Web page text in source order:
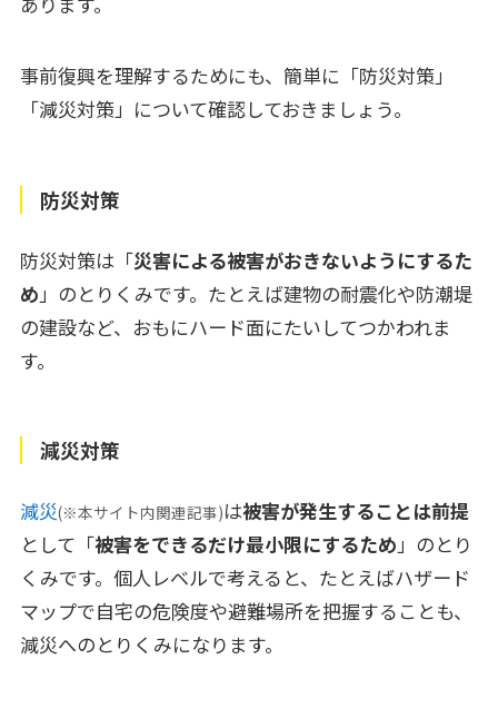
事前復興を理解するためにも、簡単に「防災対策」
「減災対策」について確認しておきましょう。
防災対策
防災対策は「災害による被害がおきないようにするた
め 」のとりくみです。たとえば建物の耐震化や防潮堤
の建設など、おもにハード面にたいしてつかわれま
す。
減災対策
減災(※本サイト内関連記事)は被害が発生することは前提
として「被害をできるだけ最小限にするため」のとり
くみです。個人レベルで考えると、たとえばハザード
マップで自宅の危険度や避難場所を把握することも、
減災へのとりくみになります。